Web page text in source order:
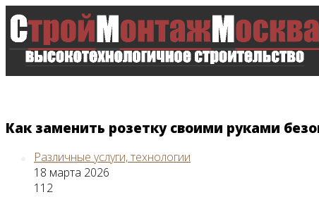
Главная
Как заменить розетку своими руками
Различные услуги, технологии
18 марта 2026
112